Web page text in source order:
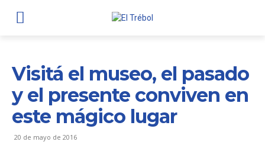
Visitá el museo, el pasado
y el presente conviven en
este mágico lugar
20 de mayo de 2016